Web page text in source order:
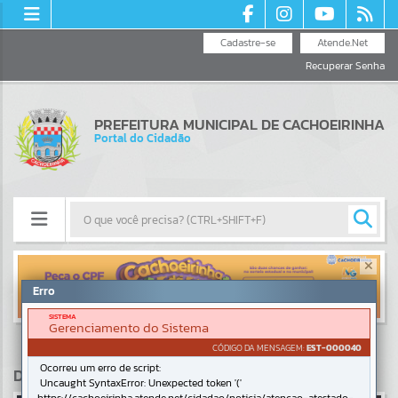
Atende.Net
Cadastre-se
Recuperar Senha
PREFEITURA MUNICIPAL DE CACHOEIRINHA
Portal do Cidadão
Resultados para""
Portais
Por favor, aguarde...
DESTAQUES
Erro
SISTEMA
Gerenciamento do Sistema
CÓDIGO DA MENSAGEM:EST-000040
Ocorreu um erro de script:
Uncaught SyntaxError: Unexpected token '('